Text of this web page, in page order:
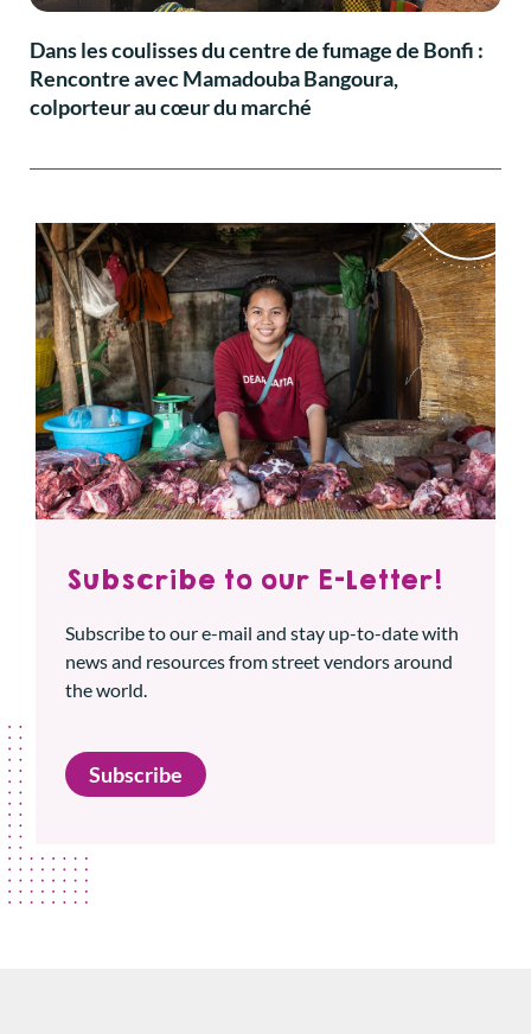
Dans les coulisses du centre de fumage de Bonfi :
Rencontre avec Mamadouba Bangoura,
colporteur au cœur du marché
Subscribe to our E-Letter!
Subscribe to our e-mail and stay up-to-date with
news and resources from street vendors around
the world.
Subscribe